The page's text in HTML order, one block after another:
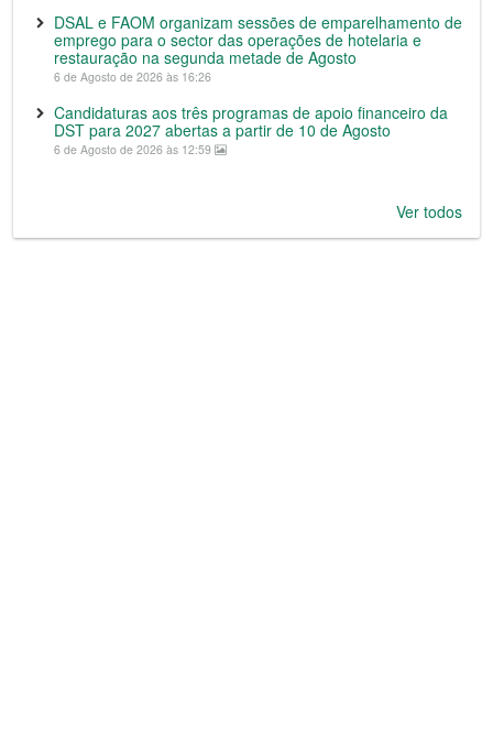
DSAL e FAOM organizam sessões de emparelhamento de
emprego para o sector das operações de hotelaria e
restauração na segunda metade de Agosto
6 de Agosto de 2026 às 16:26
Candidaturas aos três programas de apoio financeiro da
DST para 2027 abertas a partir de 10 de Agosto
6 de Agosto de 2026 às 12:59
Ver todos